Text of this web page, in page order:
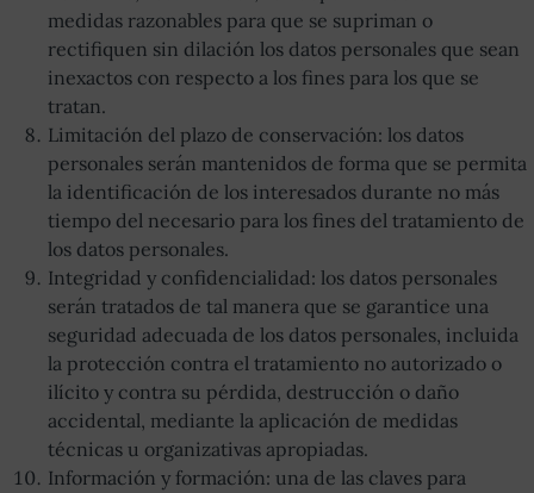
medidas razonables para que se supriman o
rectifiquen sin dilación los datos personales que sean
inexactos con respecto a los fines para los que se
tratan.
Limitación del plazo de conservación: los datos
personales serán mantenidos de forma que se permita
la identificación de los interesados durante no más
tiempo del necesario para los fines del tratamiento de
los datos personales.
Integridad y confidencialidad: los datos personales
serán tratados de tal manera que se garantice una
seguridad adecuada de los datos personales, incluida
la protección contra el tratamiento no autorizado o
ilícito y contra su pérdida, destrucción o daño
accidental, mediante la aplicación de medidas
técnicas u organizativas apropiadas.
Información y formación: una de las claves para